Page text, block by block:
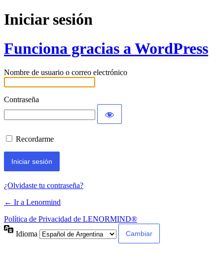
Iniciar sesión
Funciona gracias a WordPress
Nombre de usuario o correo electrónico
Contraseña
Recordarme
¿Olvidaste tu contraseña?
← Ir a Lenormind
Política de Privacidad de LENORMIND®
Idioma